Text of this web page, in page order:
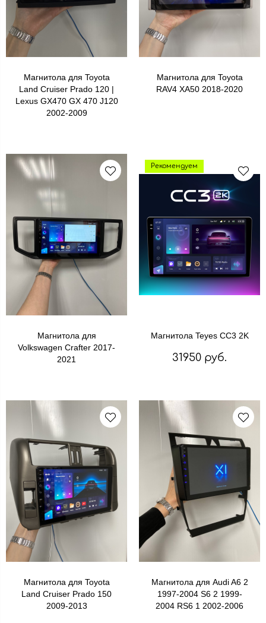
Магнитола для Toyota
Land Cruiser Prado 120 |
Lexus GX470 GX 470 J120
2002-2009
Магнитола для Toyota
RAV4 XA50 2018-2020
Магнитола для
Volkswagen Crafter 2017-
2021
Рекомендуем
Магнитола Teyes CC3 2K
31950 руб.
Магнитола для Toyota
Land Cruiser Prado 150
2009-2013
Магнитола для Audi A6 2
1997-2004 S6 2 1999-
2004 RS6 1 2002-2006